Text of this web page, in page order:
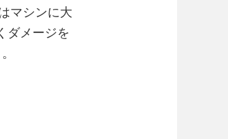
マシンに大
ダメージを